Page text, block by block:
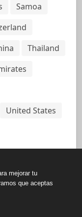
Samoa
Thailand
United States
mejorar tu
que aceptas